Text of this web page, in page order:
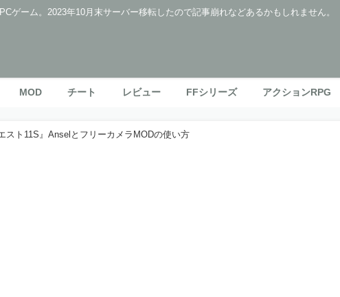
ゲーム。2023年10月末サーバー移転したので記事崩れなどあるかもしれません。
MOD チート レビュー FFシリーズ アクションRPG
スト11S』AnselとフリーカメラMODの使い方